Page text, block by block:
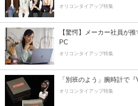
オリコンタイアップ特集
【驚愕】メーカー社員が
PC
オリコンタイアップ特集
「別班のよう」腕時計で
オリコンタイアップ特集